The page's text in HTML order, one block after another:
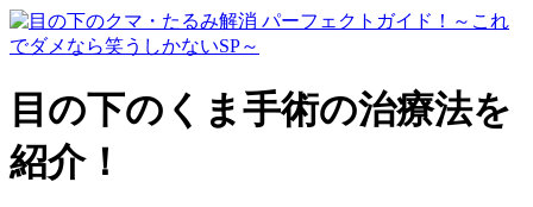
目の下のくま手術の治療法を
紹介！